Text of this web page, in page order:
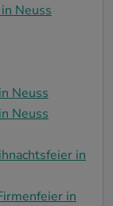
Neuss
Neuss
Neuss
in
in